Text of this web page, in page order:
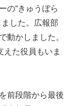
の“きゅうぼら
した。広報部
動かしました。
えた役員もいま
前段階から最後